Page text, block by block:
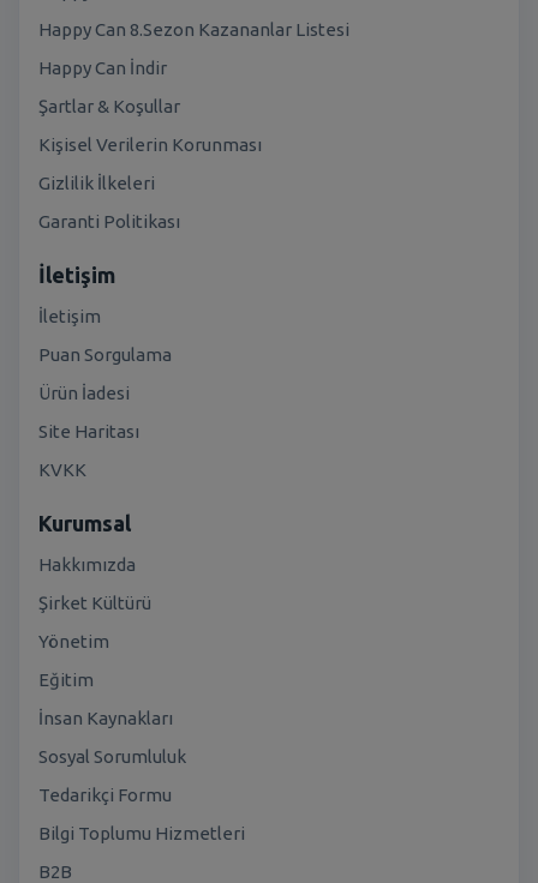
Happy Can 8.Sezon Kazananlar Listesi
Happy Can İndir
Şartlar & Koşullar
Kişisel Verilerin Korunması
Gizlilik İlkeleri
Garanti Politikası
İletişim
İletişim
Puan Sorgulama
Ürün İadesi
Site Haritası
KVKK
Kurumsal
Hakkımızda
Şirket Kültürü
Yönetim
Eğitim
İnsan Kaynakları
Sosyal Sorumluluk
Tedarikçi Formu
Bilgi Toplumu Hizmetleri
B2B